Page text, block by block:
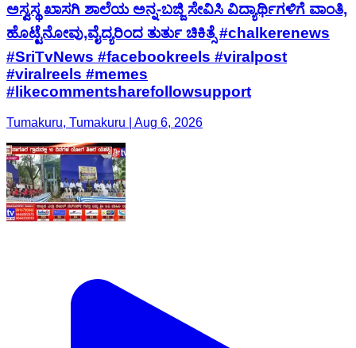
ಅಸ್ವಸ್ಥ ಖಾಸಗಿ ಶಾಲೆಯ ಅನ್ನ-ಬಜ್ಜಿ ಸೇವಿಸಿ ವಿದ್ಯಾರ್ಥಿಗಳಿಗೆ ವಾಂತಿ,
ಹೊಟ್ಟೆನೋವು,ವೈದ್ಯರಿಂದ ತುರ್ತು ಚಿಕಿತ್ಸೆ #chalkerenews
#SriTvNews #facebookreels #viralpost
#viralreels #memes
#likecommentsharefollowsupport
Tumakuru, Tumakuru | Aug 6, 2026